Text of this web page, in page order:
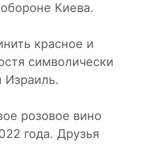
Киева.
красное и
символически
Израиль.
розовое вино
года. Друзья